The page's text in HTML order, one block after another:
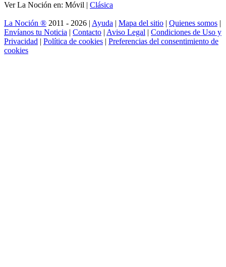
Ver La Noción en: Móvil | Clásica
La Noción ® 2011 - 2026 | Ayuda | Mapa del sitio | Quienes somos |
Envíanos tu Noticia | Contacto | Aviso Legal | Condiciones de Uso y
Privacidad | Política de cookies | Preferencias del consentimiento de
cookies